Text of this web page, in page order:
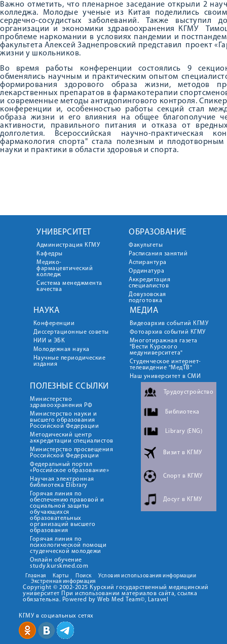
Важно отметить, что пленарное заседание открыли 2
колледжа. Молодые ученые из Китая поделились
сердечно-сосудистых заболеваний. Также выступил
организации и экономики здравоохранения КГМУ
проблеме наркомании в условиях пандемии и
факультета Алексей Заднепровский представил проект
жизни у школьников.
Во время работы конференции состоялись 9
обменялись научным и практическим опытом
формирования здорового образа жизни, методов
лекарственных препаратов в фармакотерапии
и современные методы антидопингового контроля.
конференции и, особенностью работы секций стал
образа жизни и его влияния на общее благополучие
активности, правильного питания и отказа от
долголетия. Всероссийская научно-
фармакология спорта" стала полезным и
науки и практики в области здоровья и спорта.
УНИВЕРСИТЕТ
Администрация КГМУ
Кафедры
Медико-
фармацевтический
колледж
Система менеджмента
качества
ОБРАЗОВАНИЕ
Факультеты
Расписания занятий
Аспирантура
Ординатура
Аккредитация
специалистов
Довузовская
подготовка
НАУКА
Конференции
Диссертационные советы
НИИ и ЭБК
Молодежная наука
Научные периодические
издания
МЕДИА
Видеоархив событий КГМУ
Фотоархив событий КГМУ
Многотиражная газета
"Вести Курского
медуниверситета"
Студенческое интернет-
телевидение "МедТВ"
Наш университет в СМИ
ПОЛЕЗНЫЕ ССЫЛКИ
Министерство
здравоохранения РФ
Министерство науки и
высшего образования
Российской Федерации
Методический центр
аккредитации специалистов
Министерство просвещения
Российской Федерации
Федеральный портал
«Российское образование»
Научная электронная
библиотека Elibrary
Горячая линия по
обеспечению правовой и
социальной защиты
обучающихся
образовательных
организаций высшего
образования
Горячая линия по
психологической помощи
студенческой молодежи
Онлайн обучение
study.kurskmed.com
Трудоустройство
Библиотека
Library (ENG)
Визит в КГМУ
Спорт в КГМУ
Досуг в КГМУ
Главная Карты Поиск
Условия использования информации
Экстренная информация
Copyright © 2002-2025 Курский государственный медицинский
университет При использовании материалов сайта, ссылка
обязательна. Powered by Web Med Team©, Laravel
КГМУ в социальных сетях